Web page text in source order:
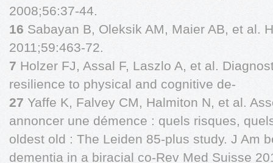
2008;56:37-44.
16 Sabayan B, Oleksik AM, Maier AB, et al.
2011;59:463-72.
7 Holzer FJ, Assal F, Laszlo A, et al.
resilience to physical and cognitive de-
27 Yaffe K, Falvey CM, Halmiton N, et al.
annoncer une démence : quels risques,
oldest old : The Leiden 85-plus study. J Am
dementia in a biracial co-Rev Med Suisse